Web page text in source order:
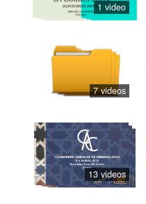
1 video
7 videos
13 videos